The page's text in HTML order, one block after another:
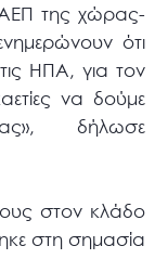
ΑΕΠ της χώρας-
ότι
ΗΠΑ, για τον
να δούμε
δήλωσε
στον κλάδο
στη σημασία